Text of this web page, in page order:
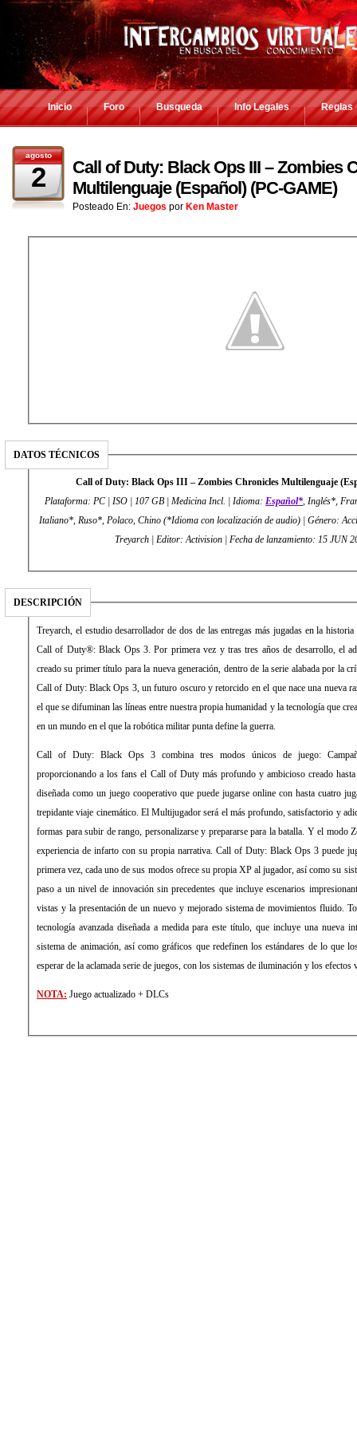
Inicio Foro Busqueda Info Legales Reglas
agosto
2
Call of Duty: Black Ops III – Zombies
Multilenguaje (Español) (PC-GAME)
Posteado En: Juegos por Ken Master
DATOS TÉCNICOS
Call of Duty: Black Ops III – Zombies Chronicles Multilenguaje
Plataforma: PC | ISO | 107 GB | Medicina Incl. | Idioma: Español*, Inglés*,
Italiano*, Ruso*, Polaco, Chino (*Idioma con localización de audio) | Género:
Treyarch | Editor: Activision | Fecha de lanzamiento: 15
DESCRIPCIÓN
Treyarch, el estudio desarrollador de dos de las entregas más jugadas en la
Call of Duty®: Black Ops 3. Por primera vez y tras tres años de desarrollo, el
creado su primer título para la nueva generación, dentro de la serie alabada por la
Call of Duty: Black Ops 3, un futuro oscuro y retorcido en el que nace una nueva
el que se difuminan las líneas entre nuestra propia humanidad y la tecnología que
en un mundo en el que la robótica militar punta define la guerra.
Call of Duty: Black Ops 3 combina tres modos únicos de juego:
proporcionando a los fans el Call of Duty más profundo y ambicioso creado
diseñada como un juego cooperativo que puede jugarse online con hasta cuatro
trepidante viaje cinemático. El Multijugador será el más profundo, satisfactorio y
formas para subir de rango, personalizarse y prepararse para la batalla. Y el modo
experiencia de infarto con su propia narrativa. Call of Duty: Black Ops 3 puede
primera vez, cada uno de sus modos ofrece su propia XP al jugador, así como su
paso a un nivel de innovación sin precedentes que incluye escenarios
vistas y la presentación de un nuevo y mejorado sistema de movimientos fluido.
tecnología avanzada diseñada a medida para este título, que incluye una nueva
sistema de animación, así como gráficos que redefinen los estándares de lo que
esperar de la aclamada serie de juegos, con los sistemas de iluminación y los efectos
NOTA: Juego actualizado + DLCs